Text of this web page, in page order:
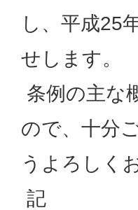
し、平成25
せします。
条例の主な
ので、十分
うよろしく
記